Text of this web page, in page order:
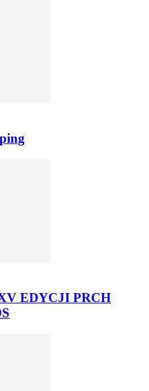
EDYCJI PRCH